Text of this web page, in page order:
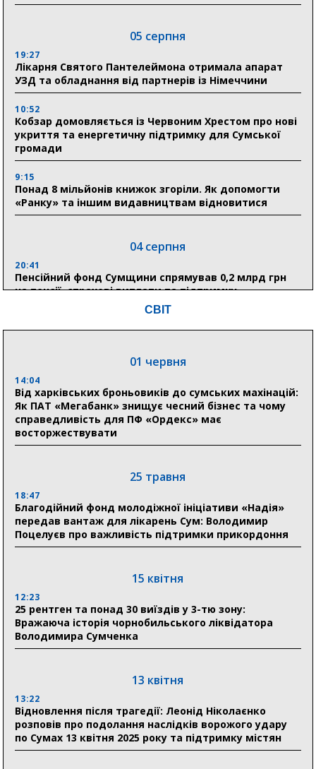
05 серпня
19:27
Лікарня Святого Пантелеймона отримала апарат
УЗД та обладнання від партнерів із Німеччини
10:52
Кобзар домовляється із Червоним Хрестом про нові
укриття та енергетичну підтримку для Сумської
громади
9:15
Понад 8 мільйонів книжок згоріли. Як допомогти
«Ранку» та іншим видавництвам відновитися
04 серпня
20:41
Пенсійний фонд Сумщини спрямував 0,2 млрд грн
на пенсії, страхові виплати та підтримку
Романько розширює програму відпочинку дітей із
прифронтової Сумщини: перша група оздоровилася
в Австрії
18:30
Ніколаєнко: у Сумах погодили 115 компенсацій на
31 липня
21:01
До 19 400 гривень на паливо: Пенсійний фонд
Сумщини пояснив, як отримати допомогу на зиму
Пенсійному фонді Сумщини пояснили, що робити
людям
30 липня
19:38
Сумська клінічна лікарня Святого Пантелеймона
СВІТ
01 червня
14:04
Від харківських броньовиків до сумських махінацій:
Як ПАТ «Мегабанк» знищує чесний бізнес та чому
справедливість для ПФ «Ордекс» має
восторжествувати
25 травня
18:47
Благодійний фонд молодіжної ініціативи «Надія»
передав вантаж для лікарень Сум: Володимир
Поцелуєв про важливість підтримки прикордоння
15 квітня
12:23
25 рентген та понад 30 виїздів у 3-тю зону:
Вражаюча історія чорнобильського ліквідатора
Володимира Сумченка
13 квітня
13:22
Відновлення після трагедії: Леонід Ніколаєнко
розповів про подолання наслідків ворожого удару
по Сумах 13 квітня 2025 року та підтримку містян